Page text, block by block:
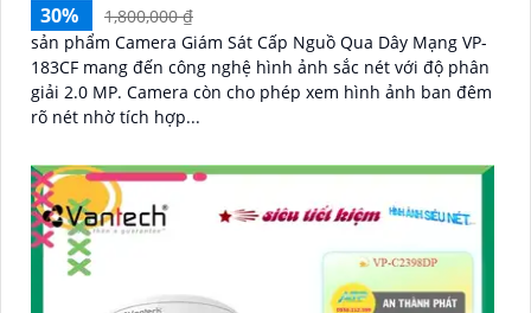
30%
1,800,000 ₫
sản phẩm Camera Giám Sát Cấp Nguồ Qua Dây Mạng VP-
183CF mang đến công nghệ hình ảnh sắc nét với độ phân
giải 2.0 MP. Camera còn cho phép xem hình ảnh ban đêm
rõ nét nhờ tích hợp...